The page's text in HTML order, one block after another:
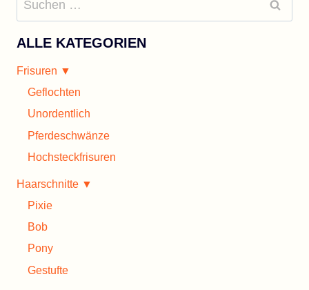
ALLE KATEGORIEN
Frisuren ▼
Geflochten
Unordentlich
Pferdeschwänze
Hochsteckfrisuren
Haarschnitte ▼
Pixie
Bob
Pony
Gestufte